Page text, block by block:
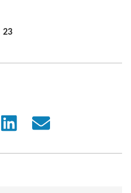
23
Share
Share